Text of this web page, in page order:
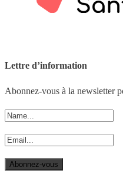
Lettre d’information
Abonnez-vous à la newsletter